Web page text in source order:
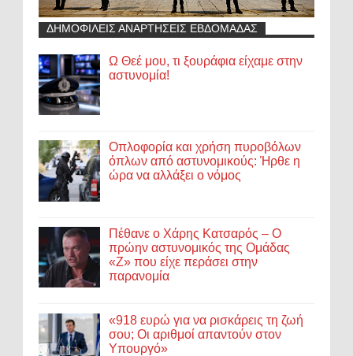
ΔΗΜΟΦΙΛΕΙΣ ΑΝΑΡΤΗΣΕΙΣ ΕΒΔΟΜΑΔΑΣ
Ω Θεέ μου, τι ξουράφια είχαμε στην
αστυνομία!
Οπλοφορία και χρήση πυροβόλων
όπλων από αστυνομικούς: Ήρθε η
ώρα να αλλάξει ο νόμος
Πέθανε ο Χάρης Κατσαρός – Ο
πρώην αστυνομικός της Ομάδας
«Ζ» που είχε περάσει στην
παρανομία
«918 ευρώ για να ρισκάρεις τη ζωή
σου; Οι αριθμοί απαντούν στον
Υπουργό»